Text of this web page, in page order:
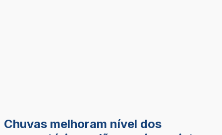
Chuvas melhoram nível dos